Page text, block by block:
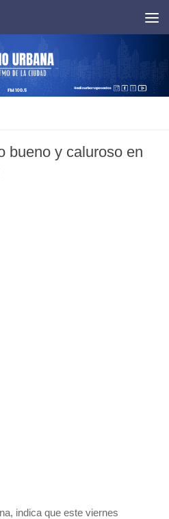
bueno y caluroso en
indica que este viernes